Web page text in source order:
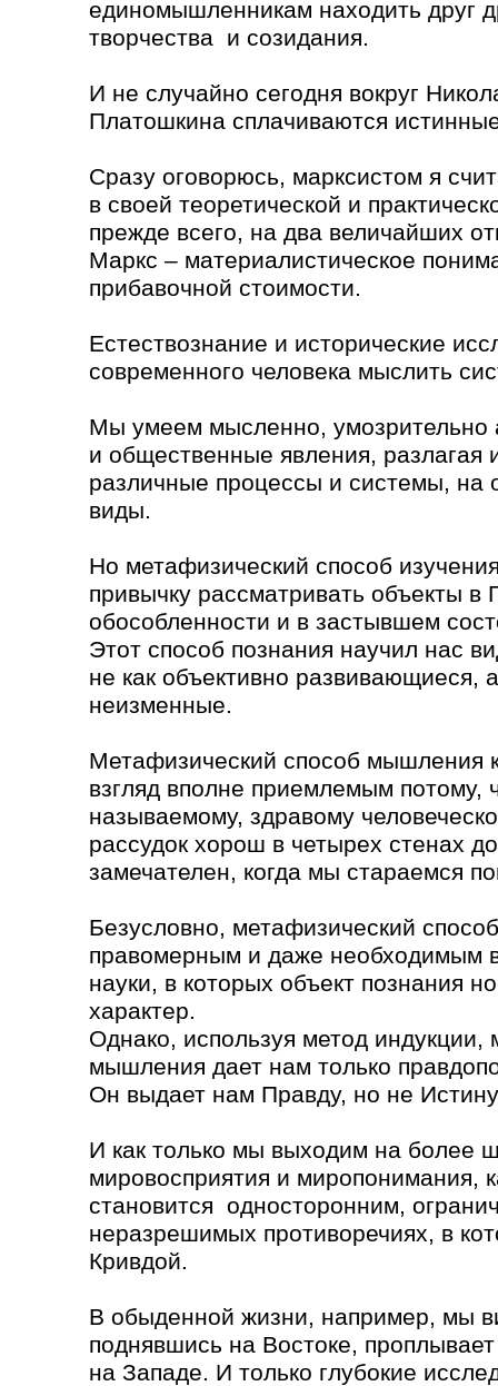
единомышленникам находить друг
творчества и созидания.
И не случайно сегодня вокруг
Платошкина сплачиваются
Сразу оговорюсь, марксистом я
в своей теоретической и
прежде всего, на два величайших
Маркс – материалистическое
прибавочной стоимости.
Естествознание и исторические
современного человека мыслить
Мы умеем мысленно, умозрительно
и общественные явления, разлагая
различные процессы и системы, на
виды.
Но метафизический способ
привычку рассматривать объекты
обособленности и в застывшем
Этот способ познания научил нас
не как объективно развивающиеся,
неизменные.
Метафизический способ мышления
взгляд вполне приемлемым потому,
называемому, здравому
рассудок хорош в четырех стенах
замечателен, когда мы стараемся
Безусловно, метафизический
правомерным и даже необходимым
науки, в которых объект познания
характер.
Однако, используя метод индукции,
мышления дает нам только
Он выдает нам Правду, но не
И как только мы выходим на более
мировосприятия и миропонимания,
становится односторонним,
неразрешимых противоречиях, в
Кривдой.
В обыденной жизни, например, мы
поднявшись на Востоке,
на Западе. И только глубокие